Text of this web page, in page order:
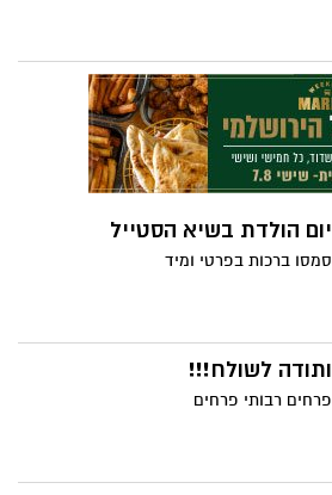
יום הולדת בשיא הסטייל
סמסו ברכות בפרטי ומיד
ותודה לשולח!!!
פרחים רבותי פרחים